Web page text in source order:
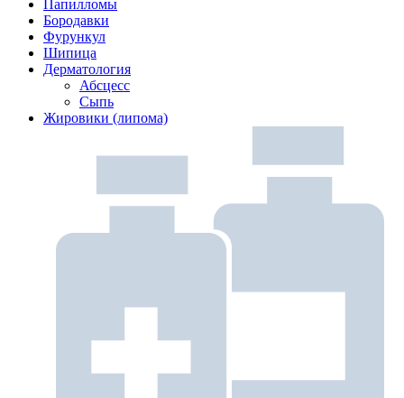
Папилломы
Бородавки
Фурункул
Шипица
Дерматология
Абсцесс
Сыпь
Жировики (липома)